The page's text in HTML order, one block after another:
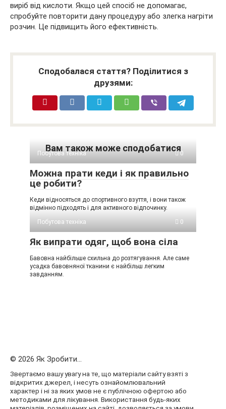
виріб від кислоти. Якщо цей спосіб не допомагає,
спробуйте повторити дану процедуру або злегка нагріти
розчин. Це підвищить його ефективність.
Сподобалася стаття? Поділитися з
друзями:
Вам також може сподобатися
Побутова техніка 0
Можна прати кеди і як правильно
це робити?
Кеди відносяться до спортивного взуття, і вони також
відмінно підходять і для активного відпочинку.
Побутова техніка
0
Як випрати одяг, щоб вона сіла
Бавовна найбільше схильна до розтягування. Але саме
усадка бавовняної тканини є найбільш легким
завданням.
© 2026 Як Зробити...
Звертаємо вашу увагу на те, що матеріали сайту взяті з
відкритих джерел, і несуть ознайомлювальний
характер і ні за яких умов не є публічною офертою або
методиками для лікування. Використання будь-яких